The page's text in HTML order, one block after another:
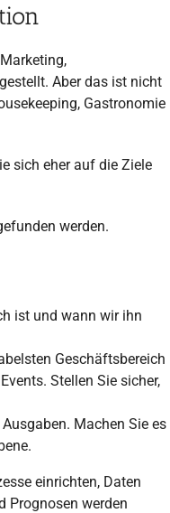
Aber das ist nicht
Gastronomie
sich eher auf die Ziele
werden.
ist und wann wir ihn
Geschäftsbereich
Stellen Sie sicher,
Machen Sie es
einrichten, Daten
Prognosen werden